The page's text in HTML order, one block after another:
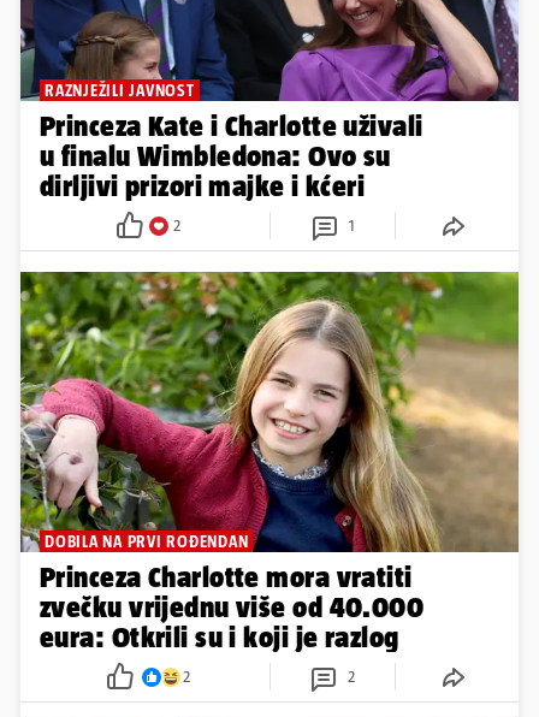
RAZNJEŽILI JAVNOST
Princeza Kate i Charlotte uživali
u finalu Wimbledona: Ovo su
dirljivi prizori majke i kćeri
2 1
DOBILA NA PRVI ROĐENDAN
Princeza Charlotte mora vratiti
zvečku vrijednu više od 40.000
eura: Otkrili su i koji je razlog
2 2